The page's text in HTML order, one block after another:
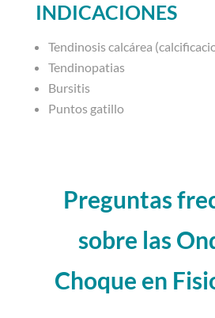
INDICACIONES
Tendinosis calcárea
Tendinopatias
Bursitis
Puntos gatillo
Preguntas
sobre las
Choque en